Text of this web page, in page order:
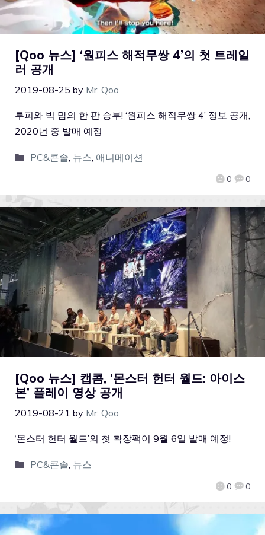
[Qoo 뉴스] ‘원피스 해적무쌍 4’의 첫 트레일
러 공개
2019-08-25 by Mr. Qoo
0 0
루피와 빅 맘의 한 판 승부! ‘원피스 해적무쌍 4’ 정보 공개,
2020년 중 발매 예정
PC&콘솔, 뉴스, 애니메이션
[Qoo 뉴스] 캡콤, ‘몬스터 헌터 월드: 아이스
본’ 플레이 영상 공개
2019-08-21 by Mr. Qoo
0 0
‘몬스터 헌터 월드’의 첫 확장팩이 9월 6일 발매 예정!
PC&콘솔, 뉴스